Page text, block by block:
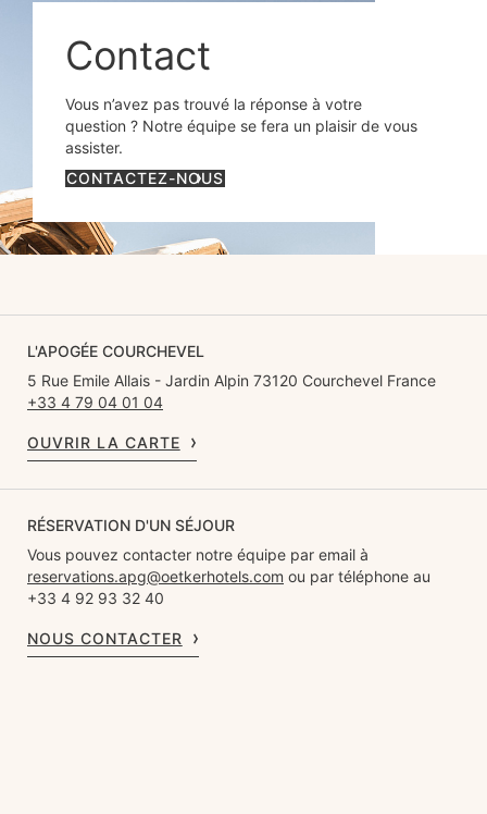
Contact
Vous n’avez pas trouvé la réponse à votre
question ? Notre équipe se fera un plaisir de vous
assister.
CONTACTEZ-NOUS
L'APOGÉE COURCHEVEL
5 Rue Emile Allais - Jardin Alpin 73120 Courchevel France
+33 4 79 04 01 04
OUVRIR LA CARTE
RÉSERVATION D'UN SÉJOUR
Vous pouvez contacter notre équipe par email à
reservations.apg@oetkerhotels.com ou par téléphone au
+33 4 92 93 32 40
NOUS CONTACTER